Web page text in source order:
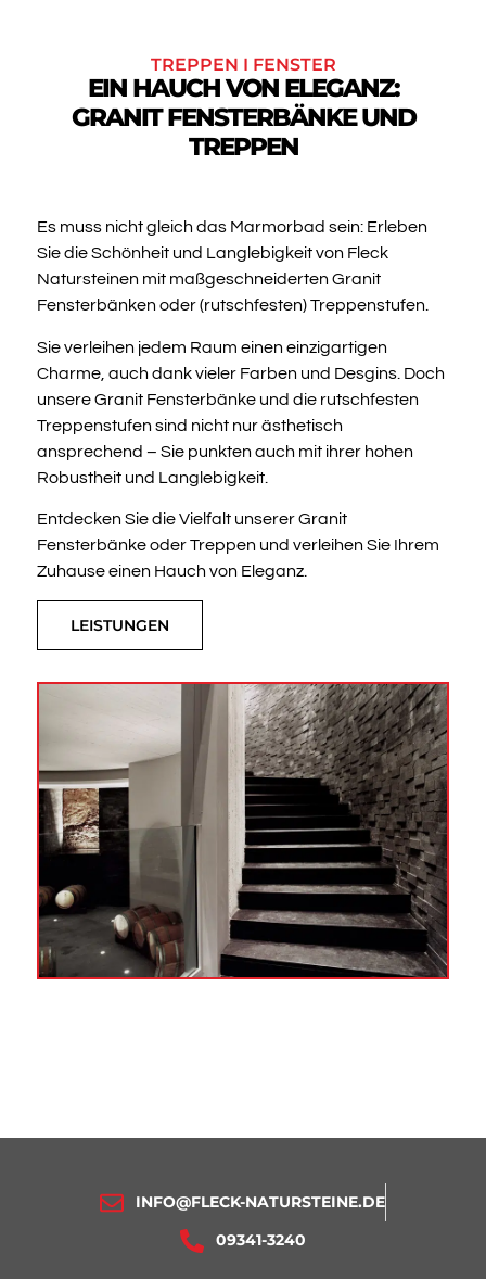
TREPPEN I FENSTER
EIN HAUCH VON ELEGANZ:
GRANIT FENSTERBÄNKE UND
TREPPEN
Es muss nicht gleich das Marmorbad sein: Erleben
Sie die Schönheit und Langlebigkeit von Fleck
Natursteinen mit maßgeschneiderten Granit
Fensterbänken oder (rutschfesten) Treppenstufen.
Sie verleihen jedem Raum einen einzigartigen
Charme, auch dank vieler Farben und Desgins. Doch
unsere Granit Fensterbänke und die rutschfesten
Treppenstufen sind nicht nur ästhetisch
ansprechend – Sie punkten auch mit ihrer hohen
Robustheit und Langlebigkeit.
Entdecken Sie die Vielfalt unserer Granit
Fensterbänke oder Treppen und verleihen Sie Ihrem
Zuhause einen Hauch von Eleganz.
LEISTUNGEN
INFO@FLECK-NATURSTEINE.DE
09341-3240